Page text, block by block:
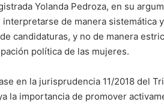
Yolanda Pedroza, en su
interpretarse de manera sistemática
candidaturas, y no de manera
política de las mujeres.
en la jurisprudencia 11/2018 del
la importancia de promover